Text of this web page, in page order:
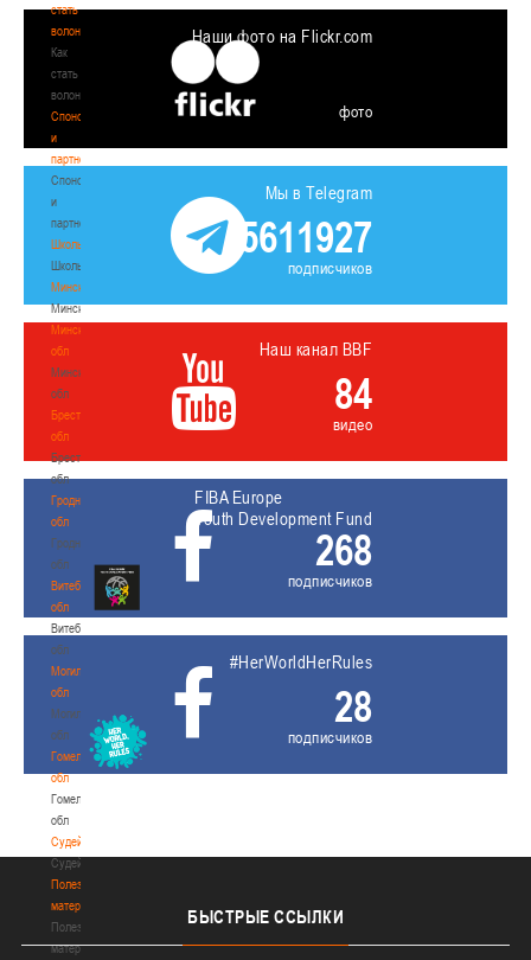
стать
волонтером
Как
стать
волонтером
Спонсоры
и
партнеры
Спонсоры
и
партнеры
Школы
Школы
Минск
Минск
Минская
обл
Минская
обл
Брестская
обл
Брестская
обл
Гродненская
обл
Гродненская
обл
Витебская
обл
Витебская
обл
Могилевская
обл
Могилевская
обл
Гомельская
обл
Гомельская
обл
Судейство
Судейство
Полезные
материалы
Полезные
материалы
Наши фото на Flickr.com
фото
Мы в Telegram
5611927
подписчиков
Наш канал BBF
84
видео
FIBA Europe
Youth Development Fund
268
подписчиков
#HerWorldHerRules
28
подписчиков
БЫСТРЫЕ ССЫЛКИ